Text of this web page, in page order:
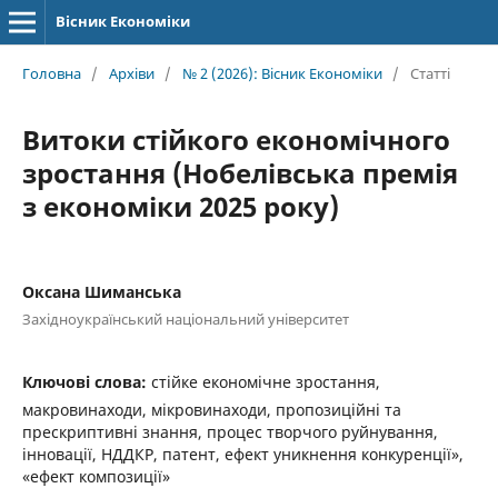
Вісник Економіки
Головна / Архіви / № 2 (2026): Вісник Економіки / Статті
Витоки стійкого економічного
зростання (Нобелівська премія
з економіки 2025 року)
Оксана Шиманська
Західноукраїнський національний університет
Ключові слова: стійке економічне зростання,
макровинаходи, мікровинаходи, пропозиційні та
прескриптивні знання, процес творчого руйнування,
інновації, НДДКР, патент, ефект уникнення конкуренції»,
«ефект композиції»